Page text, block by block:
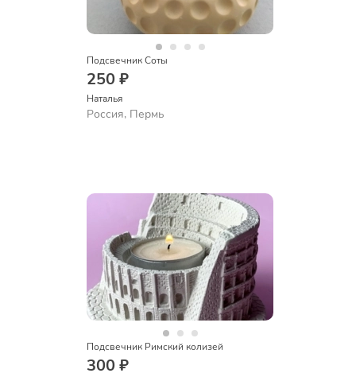
Подсвечник Соты
250 ₽
Наталья
Россия, Пермь
Подсвечник Римский колизей
300 ₽